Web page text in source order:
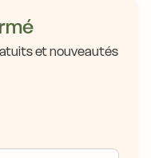
et nouveautés